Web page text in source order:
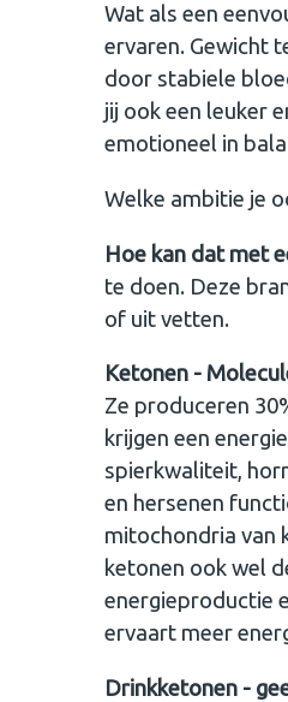
Wat als een
ervaren. Gewicht
door stabiele
jij ook een leuker
emotioneel in
Welke ambitie je
Hoe kan dat met
te doen. Deze
of uit vetten.
Ketonen -
Ze produceren
krijgen een
spierkwaliteit,
en hersenen
mitochondria van
ketonen ook wel
energieproductie
ervaart meer
Drinkketonen -